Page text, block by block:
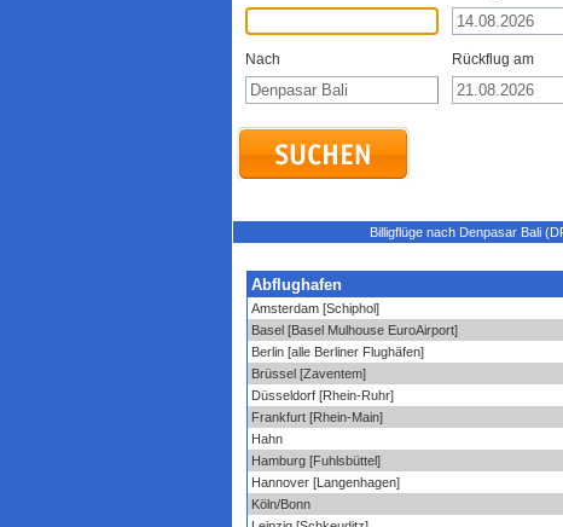
Nach Rückflug am
Billigflüge nach Denpasar Bali
Abflughafen
Amsterdam [Schiphol]
Basel [Basel Mulhouse EuroAirport]
Berlin [alle Berliner Flughäfen]
Brüssel [Zaventem]
Düsseldorf [Rhein-Ruhr]
Frankfurt [Rhein-Main]
Hahn
Hamburg [Fuhlsbüttel]
Hannover [Langenhagen]
Köln/Bonn